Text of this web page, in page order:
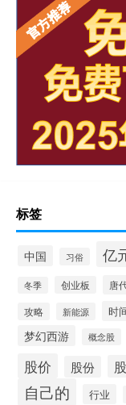
标签
中国 习俗 亿
冬季 创业板 唐
攻略 新能源 时
梦幻西游 概念股
股价 股份
自己的 行业